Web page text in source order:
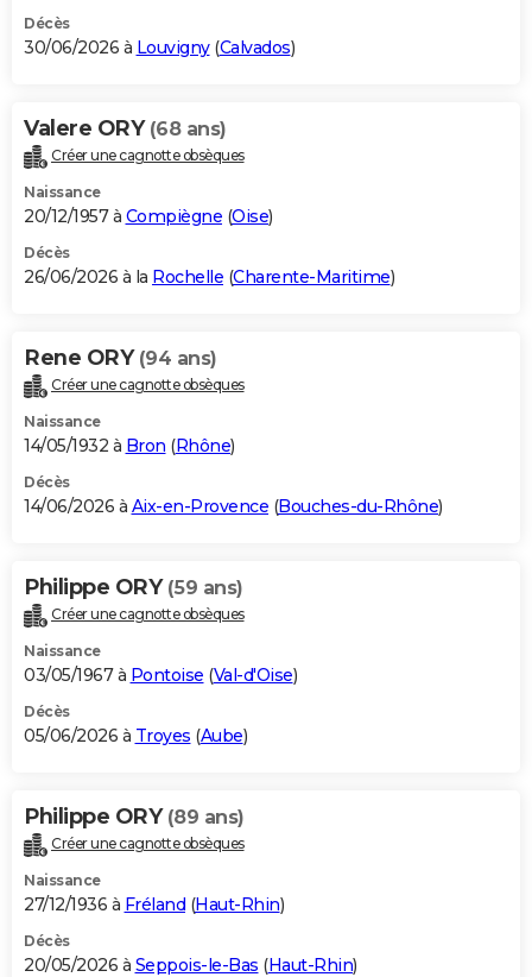
Décès
30/06/2026 à Louvigny(Calvados)
Valere ORY (68 ans)
Créer une cagnotte obsèques
Naissance
20/12/1957 à Compiègne (Oise)
Décès
26/06/2026 à la Rochelle (Charente-Maritime)
Rene ORY (94 ans)
Créer une cagnotte obsèques
Naissance
14/05/1932 à Bron (Rhône)
Décès
14/06/2026 à Aix-en-Provence (Bouches-du-Rhône)
Philippe ORY (59 ans)
Créer une cagnotte obsèques
Naissance
03/05/1967 à Pontoise (Val-d'Oise)
Décès
05/06/2026 à Troyes (Aube)
Philippe ORY (89 ans)
Créer une cagnotte obsèques
Naissance
27/12/1936 à Fréland (Haut-Rhin)
Décès
20/05/2026 à Seppois-le-Bas (Haut-Rhin)